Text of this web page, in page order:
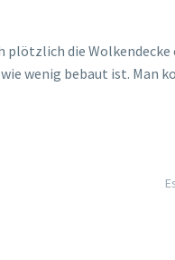
die Wolkendecke
wenig bebaut ist. Man